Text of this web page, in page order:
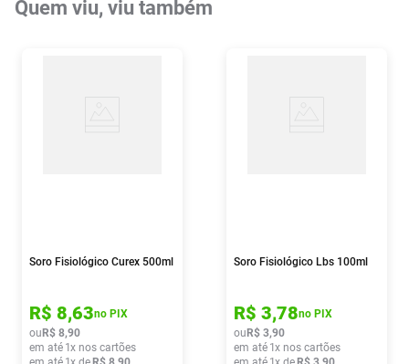
Quem viu, viu também
Soro Fisiológico Curex 500ml
R$ 8,63no PIX
ou R$ 8,90
em até 1x nos cartões
Soro Fisiológico Lbs 100ml
R$ 3,78no PIX
ou R$ 3,90
em até 1x nos cartões